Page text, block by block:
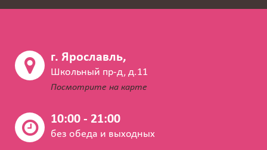
г. Ярославль,
Школьный пр-д, д.11
Посмотрите на карте
10:00 - 21:00
без обеда и выходных